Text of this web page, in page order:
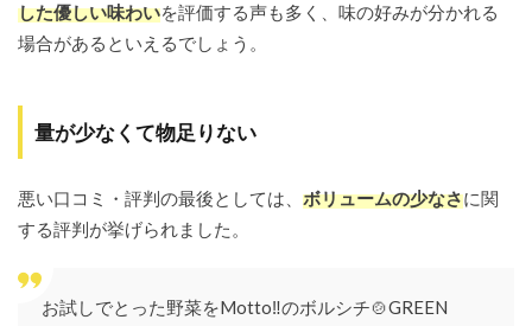
した優しい味わいを評価する声も多く、味の好みが分かれる
場合があるといえるでしょう。
量が少なくて物足りない
悪い口コミ・評判の最後としては、 ボリュームの少なさに関
する評判が挙げられました。
お試しでとった野菜をMotto‼︎のボルシチ🍲GREEN